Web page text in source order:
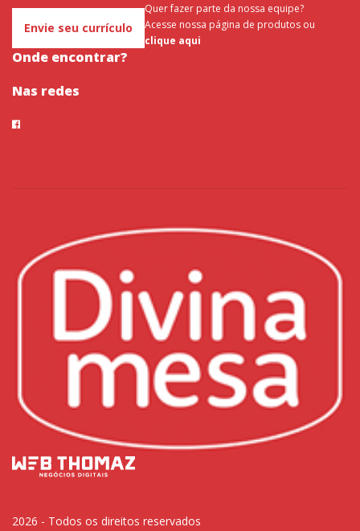
Quer fazer parte da nossa equipe?
Envie seu currículo
Onde encontrar?
Acesse nossa página de produtos ou
clique aqui
Nas redes
2026 - Todos os direitos reservados